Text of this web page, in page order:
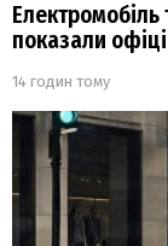
Електромобіль
показали
14 годин тому